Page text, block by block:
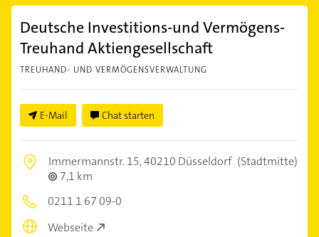
Deutsche Investitions-und Vermögens-
Treuhand Aktiengesellschaft
TREUHAND- UND VERMÖGENSVERWALTUNG
E-Mail Chat starten
Immermannstr. 15,40210 Düsseldorf (Stadtmitte)
7,1 km
0211 1 67 09-0
Webseite